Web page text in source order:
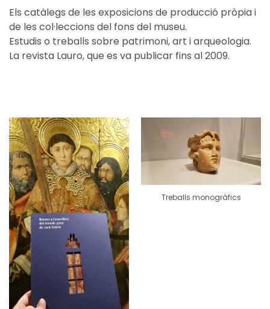
Els catàlegs de les exposicions de producció pròpia i
de les col·leccions del fons del museu.
Estudis o treballs sobre patrimoni, art i arqueologia.
La revista Lauro, que es va publicar fins al 2009.
Treballs monogràfics